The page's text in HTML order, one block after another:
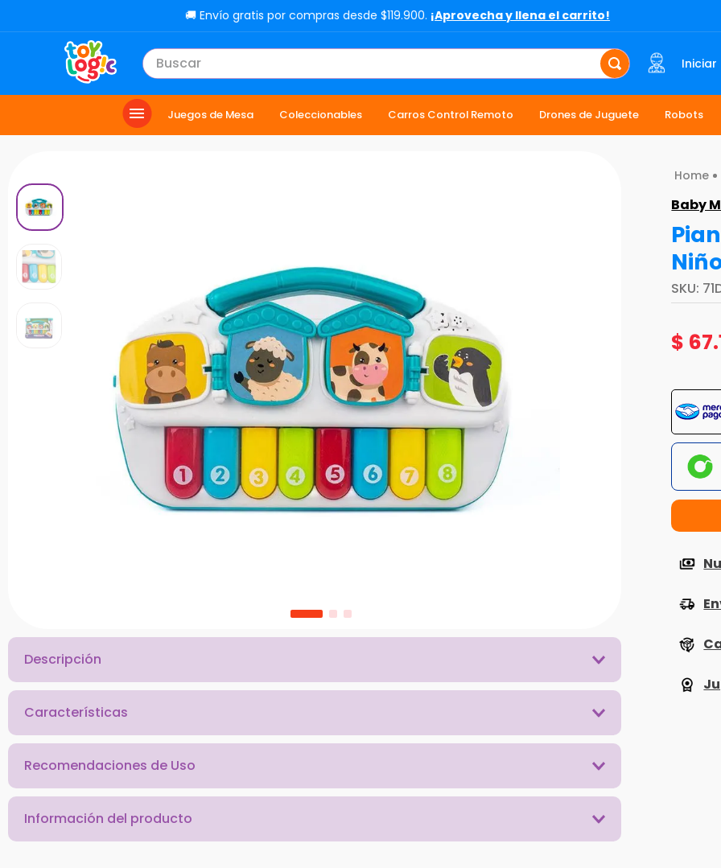
🚚 Envío gratis por compras desde $119.900. ¡Aprovecha y llena el carrito!
Buscar Iniciar
Juegos de Mesa Coleccionables Carros Control Remoto Drones de Juguete Robots
Descripción
Características
Recomendaciones de Uso
Información del producto
Baby
SKU:
$ 67.
TÉRMINOS MÁS BUSCADOS
lol
bloques
10. chef